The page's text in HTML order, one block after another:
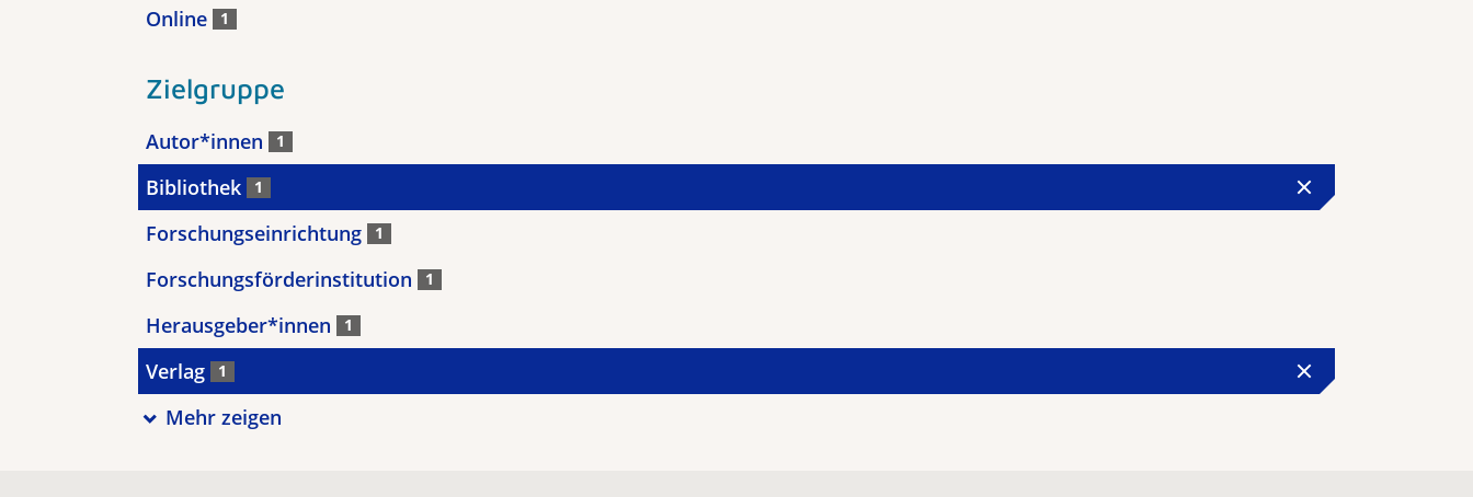
Online 1
Zielgruppe
Autor*innen 1
Bibliothek 1
Forschungseinrichtung 1
Forschungsförderinstitution 1
Herausgeber*innen 1
Verlag 1
Mehr zeigen